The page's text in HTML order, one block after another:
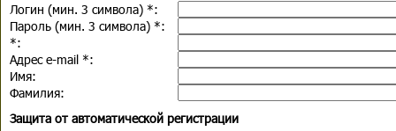
Логин (мин. 3 символа) *:
Пароль (мин. 3 символа) *:
*:
Адрес e-mail *:
Имя:
Фамилия:
Защита от автоматической регистрации